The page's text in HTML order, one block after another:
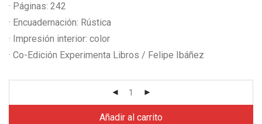
· Páginas: 242
· Encuadernación: Rústica
· Impresión interior: color
· Co-Edición Experimenta Libros / Felipe Ibáñez
Añadir al carrito